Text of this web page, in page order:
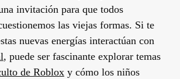
invitación para que todos
las viejas formas. Si te
nuevas energías interactúan con
, puede ser fascinante explorar temas
de Robloxy cómo los niños